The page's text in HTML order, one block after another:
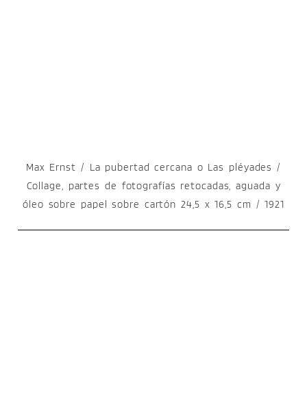
Max Ernst / La pubertad cercana o Las pléyades /
Collage, partes de fotografías retocadas, aguada y
óleo sobre papel sobre cartón 24,5 x 16,5 cm / 1921